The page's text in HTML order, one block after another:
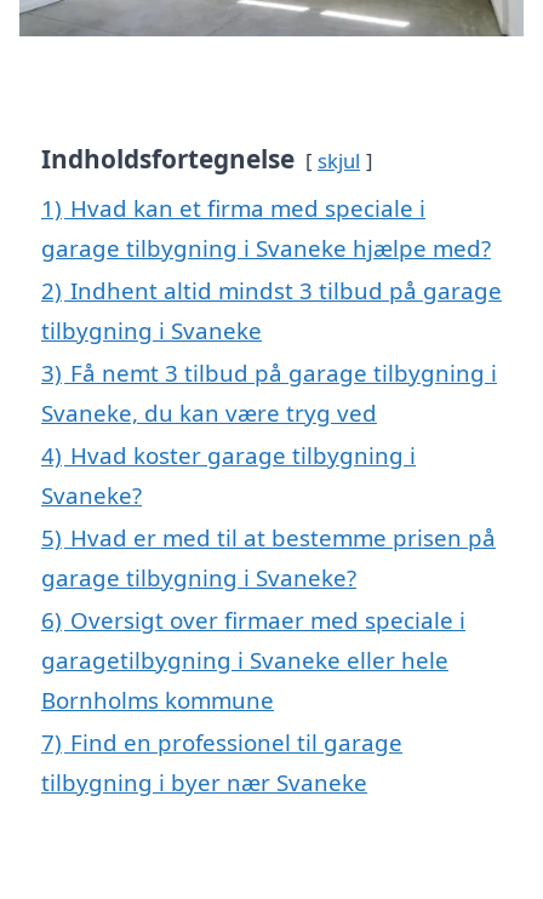
Indholdsfortegnelse skjul
1) Hvad kan et firma med speciale i
garage tilbygning i Svaneke hjælpe med?
2) Indhent altid mindst 3 tilbud på garage
tilbygning i Svaneke
3) Få nemt 3 tilbud på garage tilbygning i
Svaneke, du kan være tryg ved
4) Hvad koster garage tilbygning i
Svaneke?
5) Hvad er med til at bestemme prisen på
garage tilbygning i Svaneke?
6) Oversigt over firmaer med speciale i
garagetilbygning i Svaneke eller hele
Bornholms kommune
7) Find en professionel til garage
tilbygning i byer nær Svaneke